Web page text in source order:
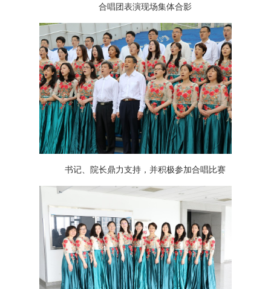
合唱团表演现场集体合影
书记、院长鼎力支持，并积极参加合唱比赛